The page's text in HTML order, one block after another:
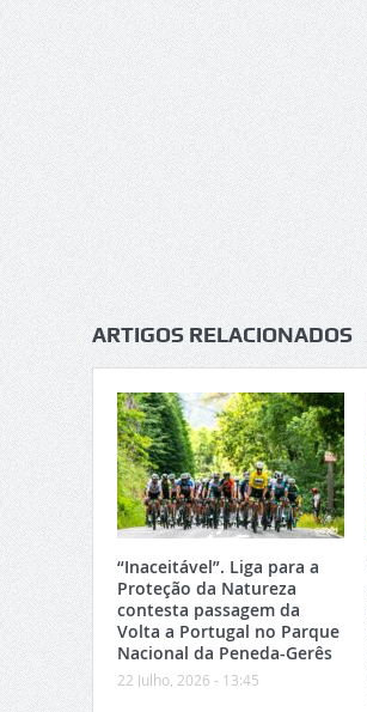
ARTIGOS RELACIONADOS
“Inaceitável”. Liga para a
Proteção da Natureza
contesta passagem da
Volta a Portugal no Parque
Nacional da Peneda-Gerês
22 Julho, 2026 - 13:45